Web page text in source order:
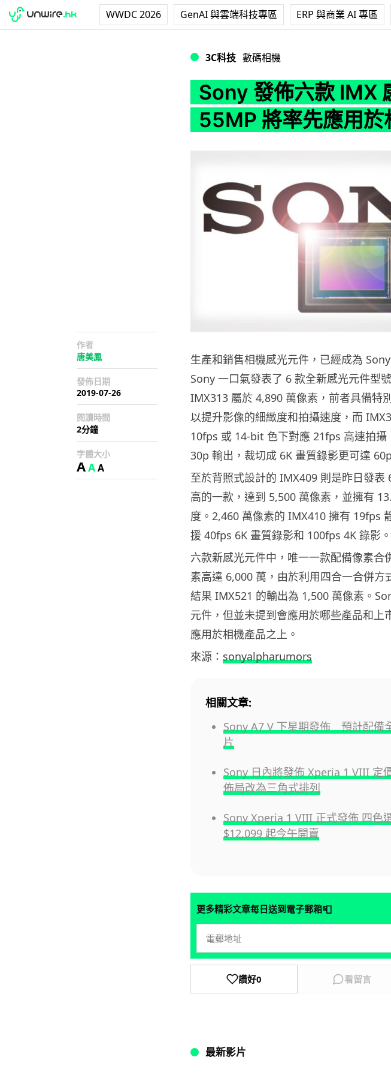
WWDC 2026 GenAI 與雲端科技專區 ERP 與商業 AI 專區
3C科技 數碼相機
Sony 發佈六款 IMX
55MP 將率先應用於
作者
唐美鳳
發佈日期
2019-07-26
閱讀時間
2分鐘
字體大小
AAA
生產和銷售相機感光元件，已經成為
Sony 一口氣發表了 6 款全新感光元件型
IMX313 屬於 4,890 萬像素，前者具備特
以提升影像的細緻度和拍攝速度，而
10fps 或 14-bit 色下對應 21fps 高速拍攝
30p 輸出，裁切成 6K 畫質錄影更可達
至於背照式設計的 IMX409 則是昨日發表
高的一款，達到 5,500 萬像素，並擁有
度。2,460 萬像素的 IMX410 擁有 19fps
援 40fps 6K 畫質錄影和 100fps 4K 錄影。
六款新感光元件中，唯一一款配備像素合
素高達 6,000 萬，由於利用四合一合併方
結果 IMX521 的輸出為 1,500 萬像素。
元件，但並未提到會應用於哪些產品和上
應用於相機產品之上。
來源： sonyalpharumors
相關文章:
Sony A7 V 下星期發佈 預計配備
片
Sony 日內將發佈 Xperia 1 VIII 定
佈局改為三角式排列
Sony Xperia 1 VIII 正式發佈 四色
$12,099 起今午開賣
更多精彩文章每日送到電子郵箱📮
讚好0 看留言
最新影片